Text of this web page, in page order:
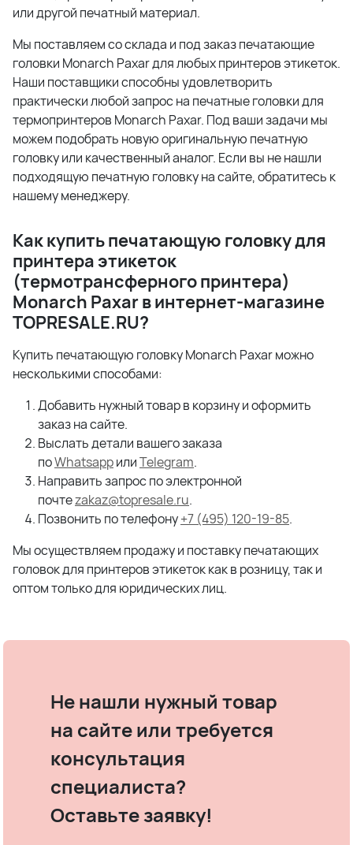
или другой печатный материал.
Мы поставляем со склада и под заказ печатающие
головки Monarch Paxar для любых принтеров этикеток.
Наши поставщики способны удовлетворить
практически любой запрос на печатные головки для
термопринтеров Monarch Paxar. Под ваши задачи мы
можем подобрать новую оригинальную печатную
головку или качественный аналог. Если вы не нашли
подходящую печатную головку на сайте, обратитесь к
нашему менеджеру.
Как купить печатающую головку для
принтера этикеток
(термотрансферного принтера)
Monarch Paxar в интернет-магазине
TOPRESALE.RU?
Купить печатающую головку Monarch Paxar можно
несколькими способами:
Добавить нужный товар в корзину и оформить
заказ на сайте.
Выслать детали вашего заказа
поWhatsappилиTelegram.
Направить запрос по электронной
почтеzakaz@topresale.ru.
Позвонить по телефону+7 (495) 120-19-85.
Мы осуществляем продажу и поставку печатающих
головок для принтеров этикеток как в розницу, так и
оптом только для юридических лиц.
Не нашли нужный товар
на сайте или требуется
консультация
специалиста?
Оставьте заявку!